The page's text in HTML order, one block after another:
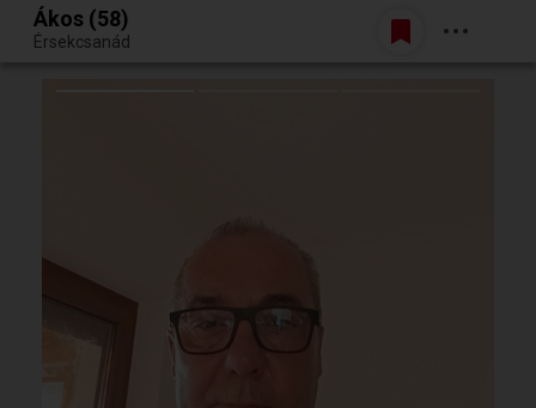
Egy jó randiból bármi lehet.
Belépés
Ákos (58)
Érsekcsanád